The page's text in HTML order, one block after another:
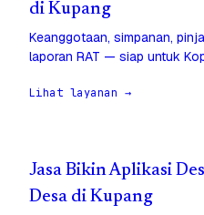
di Kupang
Keanggotaan, simpanan,
laporan RAT — siap untuk
Lihat layanan →
Jasa Bikin Aplikasi
Desa di Kupang